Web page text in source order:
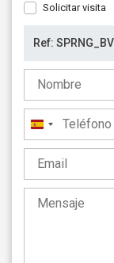
Solicitar visita
España
+34